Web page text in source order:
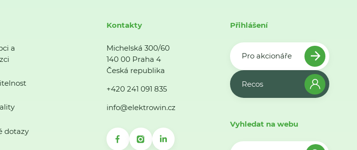
a
dotazy
Kontakty
Michelská 300/60
140 00 Praha 4
Česká republika
+420 241 091 835
info@elektrowin.cz
Přihlášení
Pro akcionáře
Recos
Vyhledat na webu